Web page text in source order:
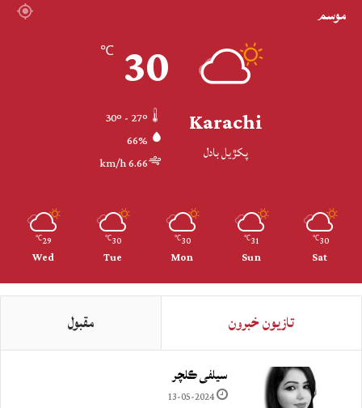
موسم
Karachi
پکڙيل بادل
30
℃
66%
6.66 km/h
30
℃
Sat
31
℃
Sun
30
℃
Mon
30
℃
Tue
29
℃
Wed
تازيون خبرون مقبول
سيلفي ڪلچر
13-05-2024